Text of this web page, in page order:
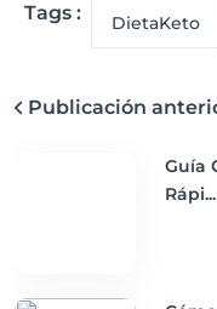
Tags : DietaKeto
Publicación
Guía
Rápi...